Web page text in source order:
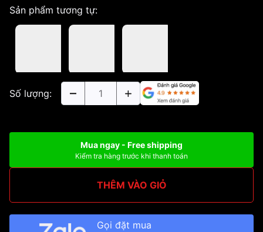
Sản phẩm tương tự:
Số lượng:
Mua ngay - Free shipping
Kiểm tra hàng trước khi thanh toán
THÊM VÀO GIỎ
Gọi đặt mua